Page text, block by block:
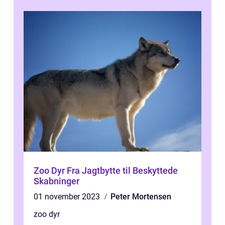
Zoo Dyr Fra Jagtbytte til Beskyttede
Skabninger
01 november 2023
Peter Mortensen
zoo dyr